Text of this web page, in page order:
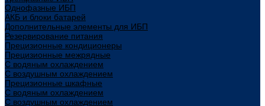
Однофазные ИБП
АКБ и блоки батарей
Дополнительные элементы для ИБП
Резервирование питания
Прецизионные кондиционеры
Прецизионные межрядные
С водяным охлаждением
С воздушным охлаждением
Прецизионные шкафные
С водяным охлаждением
С воздушным охлаждением